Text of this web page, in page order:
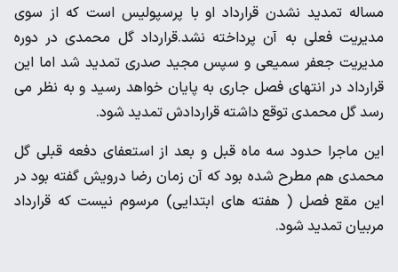
مساله تمدید نشدن قرارداد او با پرسپولیس است که از سوی
مدیریت فعلی به آن پرداخته نشد.قرارداد گل محمدی در دوره
مدیریت جعفر سمیعی و سپس مجید صدری تمدید شد اما این
قرارداد در انتهای فصل جاری به پایان خواهد رسید و به نظر می
رسد گل محمدی توقع داشته قراردادش تمدید شود.
این ماجرا حدود سه ماه قبل و بعد از استعفای دفعه قبلی گل
محمدی هم مطرح شده بود که آن زمان رضا درویش گفته بود در
این مقع فصل ( هفته های ابتدایی) مرسوم نیست که قرارداد
مربیان تمدید شود.